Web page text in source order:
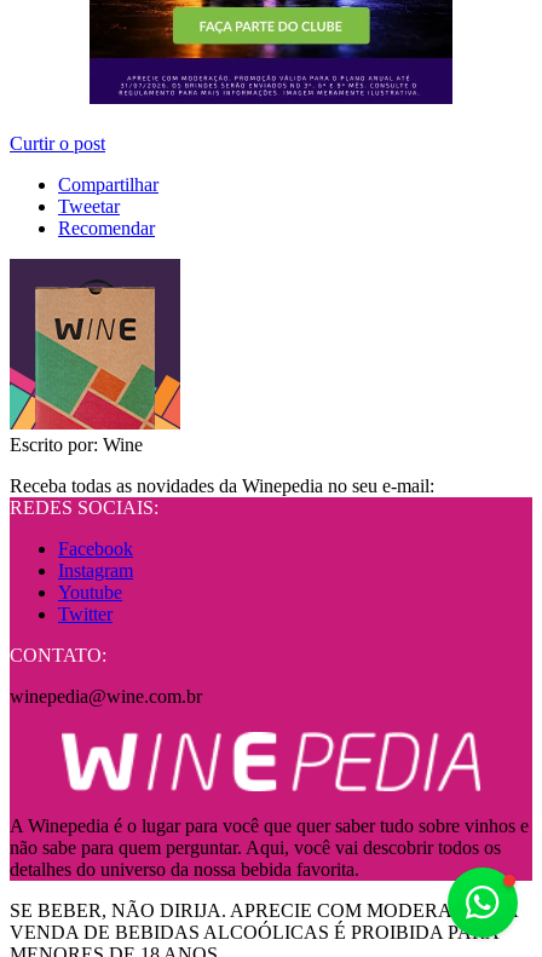
Curtir o post
Compartilhar
Tweetar
Recomendar
Escrito por: Wine
Receba todas as novidades da Winepedia no seu e-mail:
REDES SOCIAIS:
Facebook
Instagram
Youtube
Twitter
CONTATO:
winepedia@wine.com.br
A Winepedia é o lugar para você que quer saber tudo sobre vinhos e
não sabe para quem perguntar. Aqui, você vai descobrir todos os
detalhes do universo da nossa bebida favorita.
SE BEBER, NÃO DIRIJA. APRECIE COM MODERAÇÃO! A
VENDA DE BEBIDAS ALCOÓLICAS É PROIBIDA PARA